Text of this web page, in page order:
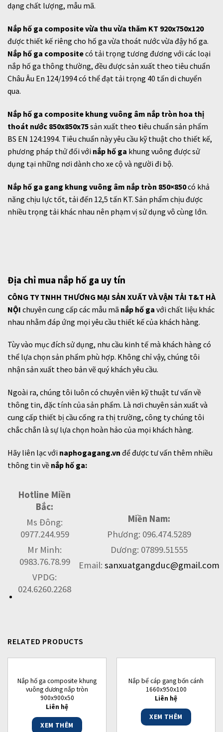
dạng chất lượng, mẫu mã.
Nắp hố ga composite vừa thu vừa thăm KT 920x750x120
được thiết kế riêng cho hố ga vừa thoát nước vừa đậy hố ga.
Nắp hố ga compositecó tải trọng tương đương với các loại
nắp hố ga thông thường, đều được sản xuất theo tiêu chuẩn
Châu Âu En 124/1994 có thể đạt tải trọng 40 tấn di chuyển
qua.
Nắp hố ga composite khung vuông âm nắp tròn hoa thị
thoát nước 850x850x75sản xuất theo tiêu chuẩn sản phẩm
BS EN 124:1994. Tiêu chuẩn này yêu cầu kỹ thuật cho thiết kế,
phương pháp thử đối với nắp hố ga khung vuông được sử
dụng tại những nơi dành cho xe cộ và người đi bộ.
Nắp hố ga gang khung vuông âm nắp tròn 850×850có khả
năng chịu lực tốt, tải đến 12,5 tấn KT. Sản phẩm chịu được
nhiều trọng tải khác nhau nên phạm vị sử dụng vô cùng lớn.
Địa chỉ mua nắp hố ga uy tín
CÔNG TY TNHH THƯƠNG MẠI SẢN XUẤT VÀ VẬN TẢI T&T HÀ
NỘI chuyên cung cấp các mẫu mã nắp hố ga với chất liệu khác
nhau nhằm đáp ứng mọi yêu cầu thiết kế của khách hàng.
Tùy vào mục đích sử dụng, nhu cầu kinh tế mà khách hàng có
thể lựa chọn sản phẩm phù hợp. Không chỉ vậy, chúng tôi
nhận sản xuất theo bản vẽ quý khách yêu cầu.
Ngoài ra, chúng tôi luôn có chuyên viên kỹ thuật tư vấn về
thông tin, đặc tính của sản phẩm. Là nơi chuyên sản xuất và
cung cấp thiết bị cầu cống ra thị trường, công ty chúng tôi
chắc chắn là sự lựa chọn hoàn hảo của mọi khách hàng.
Hãy liên lạc với naphogagang.vn để được tư vấn thêm nhiều
thông tin về nắp hố ga:
Hotline Miền
Bắc:
Ms Đông:
0977.244.959
Mr Minh:
0983.76.78.99
VPDG:
024.6260.2268
Miền Nam:
Phương: 096.474.5289
Dương: 07899.51555
Email:sanxuatgangduc@gmail.com
RELATED PRODUCTS
Nắp hố ga composite khung
vuông dương nắp tròn
900x900x50
Liên hệ
XEM THÊM
Nắp bể cáp gang bốn cánh
1660x950x100
Liên hệ
XEM THÊM